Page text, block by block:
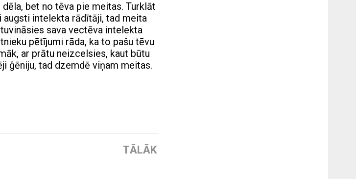
bet no tēva pie meitas. Turklāt
intelekta rādītāji, tad meita
sava vectēva intelekta
pētījumi rāda, ka to pašu tēvu
ar prātu neizcelsies, kaut būtu
ģēniju, tad dzemdē viņam meitas.
TĀLĀK